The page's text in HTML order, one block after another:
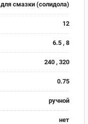
для смазки (солидола)
12
6.5 , 8
240 , 320
0.75
ручной
нет